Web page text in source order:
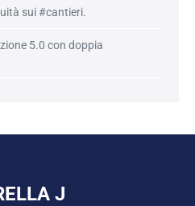
sui #cantieri.
5.0 con doppia
J